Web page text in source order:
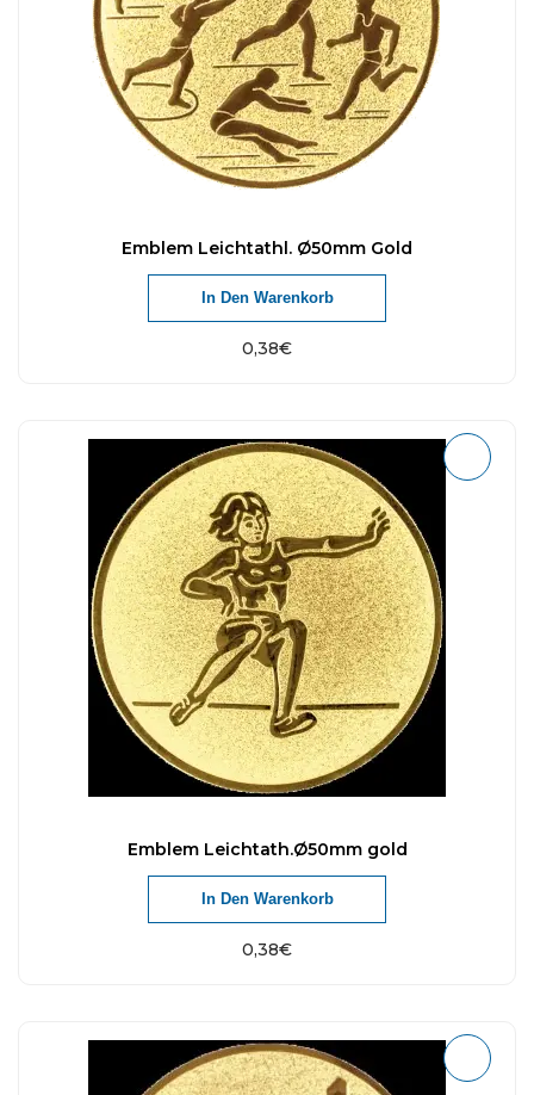
Emblem Leichtathl. Ø50mm Gold
0,38€
In Den Warenkorb
Emblem Leichtath.Ø50mm gold
0,38€
In Den Warenkorb